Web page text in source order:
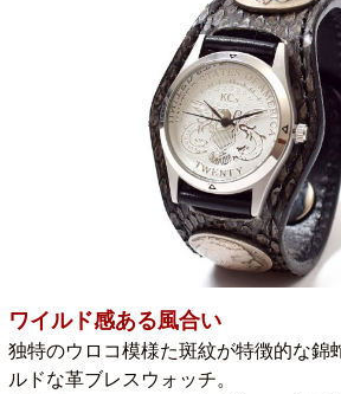
ワイルド感ある風合い
独特のウロコ模様た斑紋が特徴的な錦
ルドな革ブレスウォッチ。